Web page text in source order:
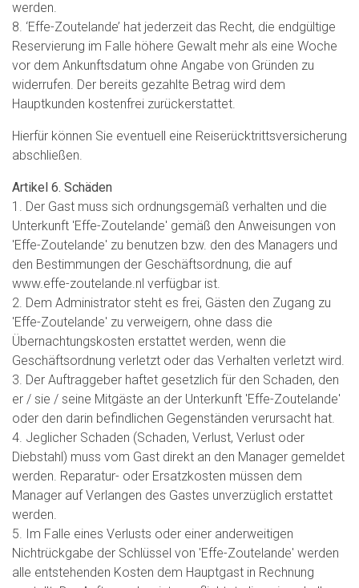
werden.
8. ‘Effe-Zoutelande’ hat jederzeit das Recht, die endgültige
Reservierung im Falle höhere Gewalt mehr als eine Woche
vor dem Ankunftsdatum ohne Angabe von Gründen zu
widerrufen. Der bereits gezahlte Betrag wird dem
Hauptkunden kostenfrei zurückerstattet.
Hierfür können Sie eventuell eine Reiserücktrittsversicherung
abschließen.
Artikel 6. Schäden
1. Der Gast muss sich ordnungsgemäß verhalten und die
Unterkunft 'Effe-Zoutelande' gemäß den Anweisungen von
'Effe-Zoutelande' zu benutzen bzw. den des Managers und
den Bestimmungen der Geschäftsordnung, die auf
www.effe-zoutelande.nl verfügbar ist.
2. Dem Administrator steht es frei, Gästen den Zugang zu
'Effe-Zoutelande' zu verweigern, ohne dass die
Übernachtungskosten erstattet werden, wenn die
Geschäftsordnung verletzt oder das Verhalten verletzt wird.
3. Der Auftraggeber haftet gesetzlich für den Schaden, den
er / sie / seine Mitgäste an der Unterkunft 'Effe-Zoutelande'
oder den darin befindlichen Gegenständen verursacht hat.
4. Jeglicher Schaden (Schaden, Verlust, Verlust oder
Diebstahl) muss vom Gast direkt an den Manager gemeldet
werden. Reparatur- oder Ersatzkosten müssen dem
Manager auf Verlangen des Gastes unverzüglich erstattet
werden.
5. Im Falle eines Verlusts oder einer anderweitigen
Nichtrückgabe der Schlüssel von 'Effe-Zoutelande' werden
alle entstehenden Kosten dem Hauptgast in Rechnung